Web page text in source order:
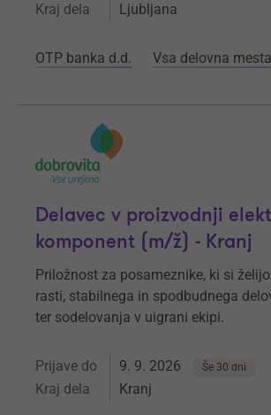
Kraj dela Ljubljana
OTP banka d.d. Vsa delovna mesta
Delavec v proizvodnji
komponent (m/ž) - Kranj
Priložnost za posameznike, ki si
rasti, stabilnega in spodbudnega
ter sodelovanja v uigrani ekipi.
Prijave do 9. 9. 2026 Še 30 dni
Kraj dela Kranj